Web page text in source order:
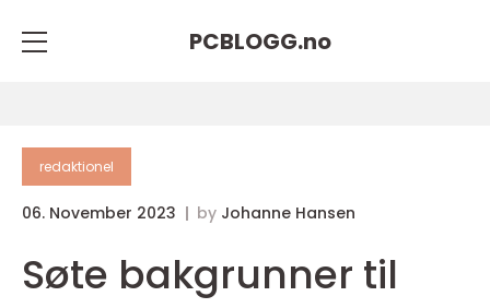
PCBLOGG.no
redaktionel
06. November 2023 by Johanne Hansen
Søte bakgrunner til